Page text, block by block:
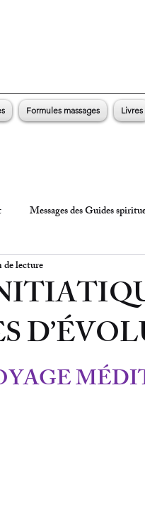
Formules massages Livres
Messages des Guides
de lecture